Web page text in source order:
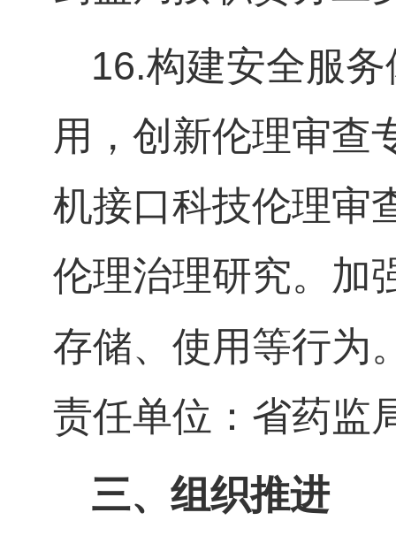
16.构建安全服
用，创新伦理审查
机接口科技伦理审
伦理治理研究。加
存储、使用等行为
责任单位：省药监
三、组织推进